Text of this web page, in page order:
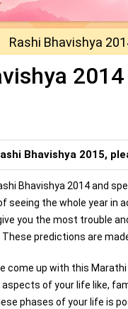
Rashi Bhavishya
2014
Bhavishya 2015,
Bhavishya 2014 and
seeing the whole year in
you the most trouble
predictions are
come up with this
of your life like,
phases of your life is